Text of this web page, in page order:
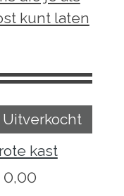
kunt laten
Uitverkocht
kast